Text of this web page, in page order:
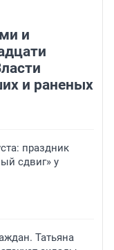
и
и раненых
праздник
сдвиг» у
Татьяна